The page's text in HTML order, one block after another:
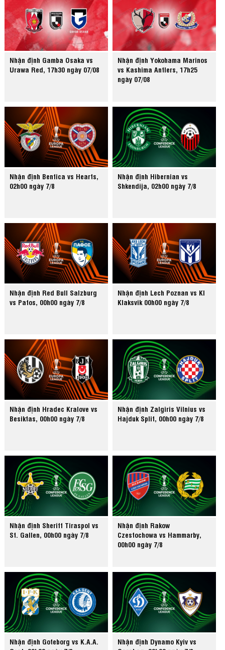
Nhận định Gamba Osaka vs
Urawa Red, 17h30 ngày 07/08
Nhận định Yokohama Marinos
vs Kashima Antlers, 17h25
ngày 07/08
Nhận định Benfica vs Hearts,
02h00 ngày 7/8
Nhận định Hibernian vs
Shkendija, 02h00 ngày 7/8
Nhận định Red Bull Salzburg
vs Pafos, 00h00 ngày 7/8
Nhận định Lech Poznan vs KI
Klaksvik 00h00 ngày 7/8
Nhận định Hradec Kralove vs
Besiktas, 00h00 ngày 7/8
Nhận định Zalgiris Vilnius vs
Hajduk Split, 00h00 ngày 7/8
Nhận định Sheriff Tiraspol vs
St. Gallen, 00h00 ngày 7/8
Nhận định Rakow
Czestochowa vs Hammarby,
00h00 ngày 7/8
Nhận định Goteborg vs K.A.A.
Nhận định Dynamo Kyiv vs